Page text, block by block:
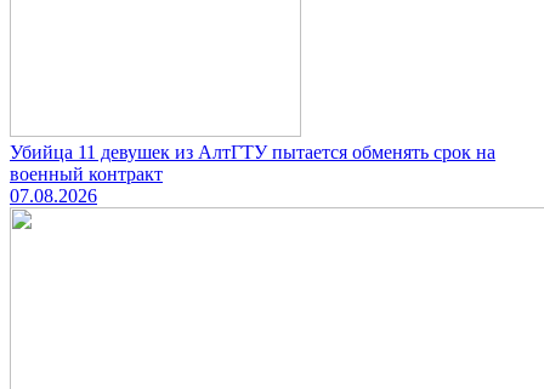
Убийца 11 девушек из АлтГТУ пытается обменять срок на
военный контракт
07.08.2026